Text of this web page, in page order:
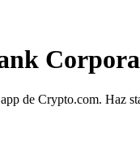
de Crypto.com. Haz